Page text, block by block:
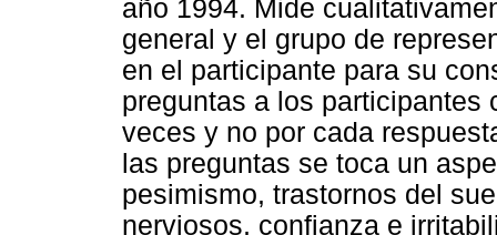
año 1994. Mide
general y el grupo de
en el participante para su
preguntas a los participantes
veces y no por cada
las preguntas se toca un
pesimismo, trastornos del
nerviosos, confianza e